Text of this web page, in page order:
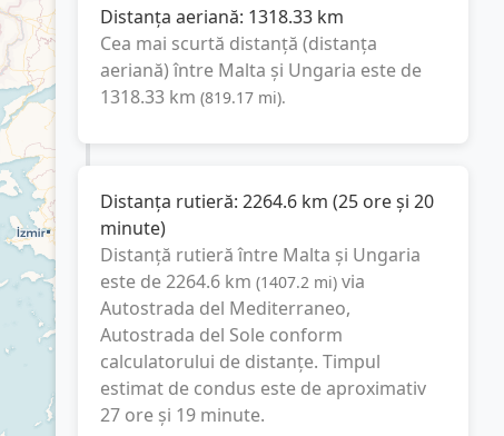
Distanța aeriană: 1318.33 km
Cea mai scurtă distanță (distanța
aeriană) între Malta și Ungaria este de
1318.33 km (819.17 mi).
Distanța rutieră: 2264.6 km (25 ore și 20
minute)
Distanță rutieră între Malta și Ungaria
este de2264.6 km (1407.2 mi) via
Autostrada del Mediterraneo,
Autostrada del Soleconform
calculatorului de distanțe. Timpul
estimat de condus este de aproximativ
27 ore și 19 minute.